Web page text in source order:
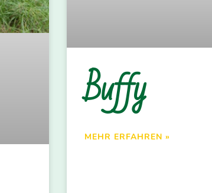
Buffy
MEHR ERFAHREN »